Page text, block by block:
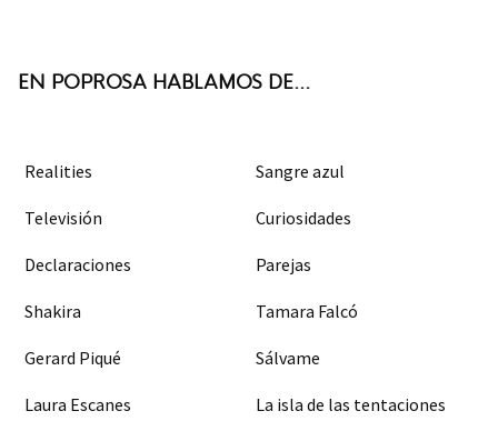
EN POPROSA HABLAMOS DE...
Realities Sangre azul
Televisión Curiosidades
Declaraciones Parejas
Shakira Tamara Falcó
Gerard Piqué Sálvame
Laura Escanes La isla de las tentaciones